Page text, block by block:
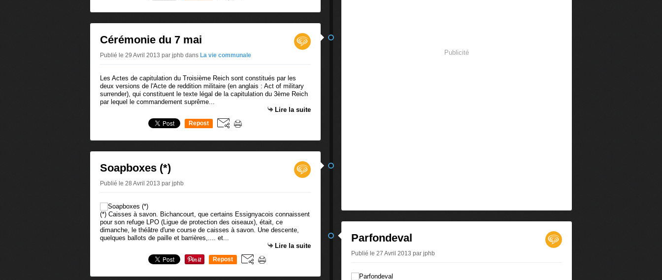
Cérémonie du 7 mai
Publié le 29 Avril 2013 par jphb dans La vie communale
Les Actes de capitulation du Troisième Reich sont constitués par les
deux versions de l'Acte de reddition militaire (en anglais : Act of military
surrender), qui constituent le texte légal de la capitulation du 3ème Reich
par lequel le commandement suprême...
Lire la suite
Repost
Soapboxes (*)
Publié le 28 Avril 2013 par jphb
(*) Caisses à savon. Bichancourt, que certains Essignyacois connaissent
pour son refuge LPO (Ligue de protection des oiseaux), était, ce
dimanche, le théâtre d'une course de caisses à savon. Une descente,
quelques ballots de paille et barrières,.... et...
Lire la suite
Repost
Publicité
Parfondeval
Publié le 27 Avril 2013 par jphb